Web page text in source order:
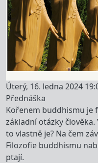
Úterý, 16. ledna 2024
Přednáška
Kořenem buddhismu je
základní otázky člověka.
to vlastně je? Na čem
Filozofie buddhismu
ptají.